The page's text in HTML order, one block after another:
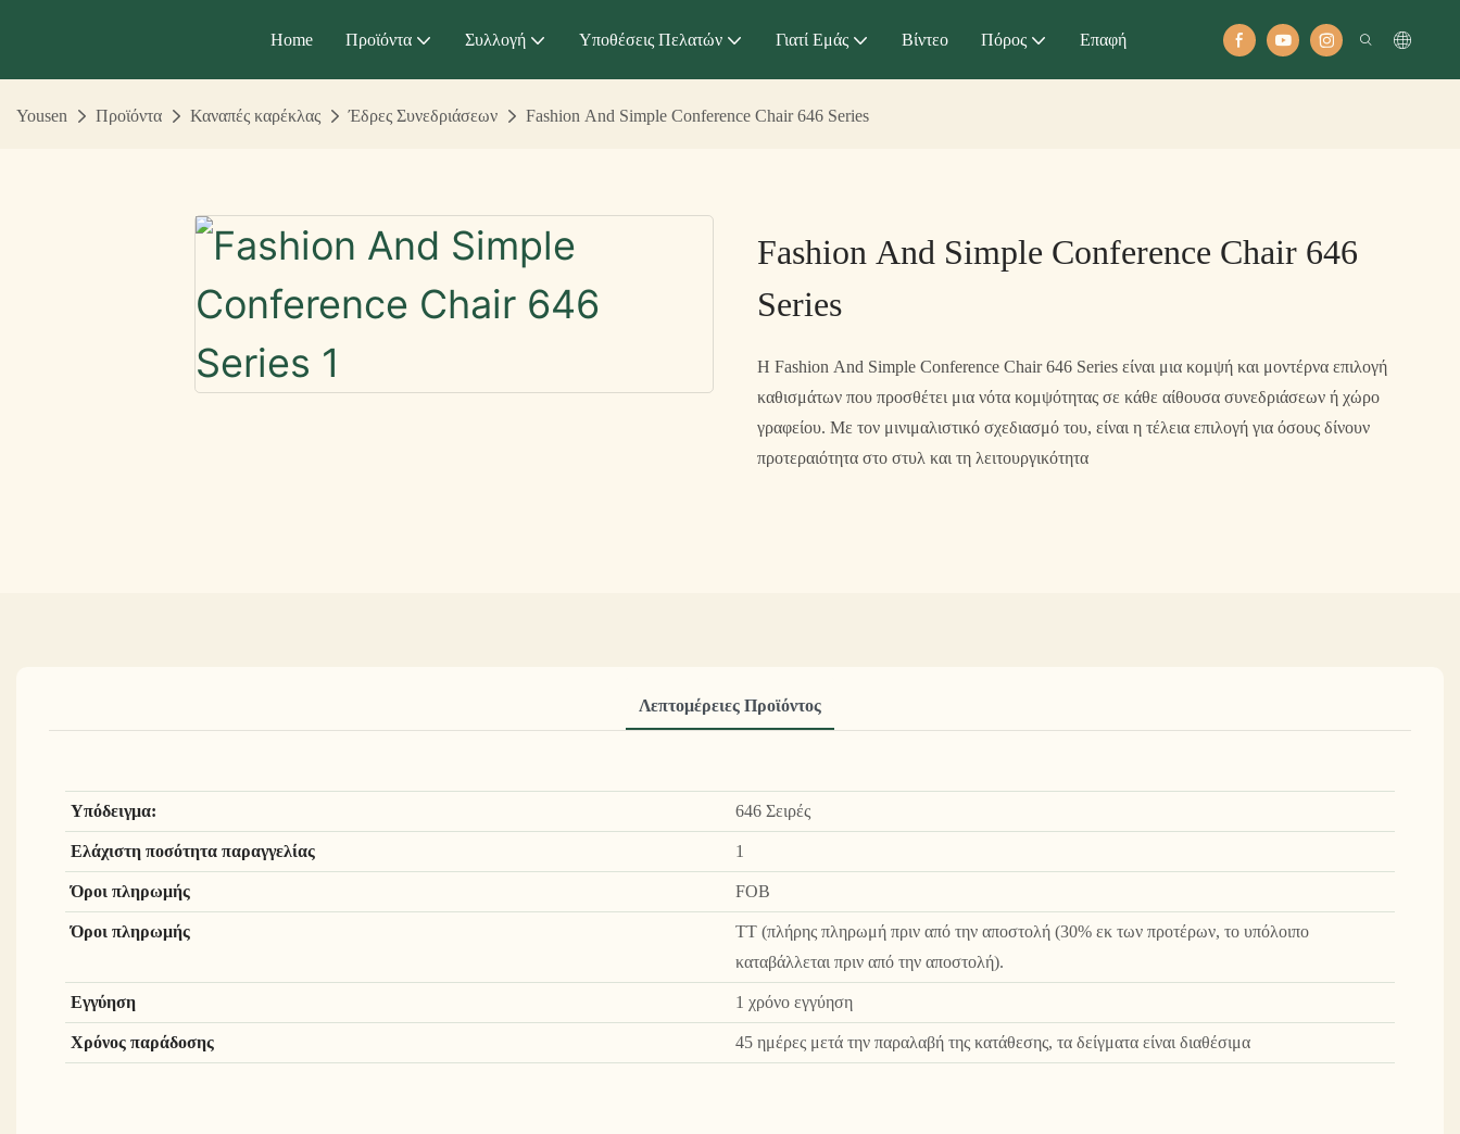
Home Προϊόντα Συλλογή Υποθέσεις Πελατών Γιατί Εμάς Βίντεο Πόρος Επαφή
Yousen Προϊόντα Καναπές καρέκλας Έδρες Συνεδριάσεων Fashion And Simple Conference Chair 646 Series
Fashion And Simple Conference Chair 646
Series
Η Fashion And Simple Conference Chair 646 Series είναι μια κομψή και μοντέρνα επιλογή
καθισμάτων που προσθέτει μια νότα κομψότητας σε κάθε αίθουσα συνεδριάσεων ή χώρο
γραφείου. Με τον μινιμαλιστικό σχεδιασμό του, είναι η τέλεια επιλογή για όσους δίνουν
προτεραιότητα στο στυλ και τη λειτουργικότητα
Λεπτομέρειες Προϊόντος
Υπόδειγμα:
646 Σειρές
Ελάχιστη ποσότητα παραγγελίας
1
Όροι πληρωμής
FOB
Όροι πληρωμής
TT (πλήρης πληρωμή πριν από την αποστολή (30% εκ των προτέρων, το υπόλοιπο
καταβάλλεται πριν από την αποστολή).
Εγγύηση
1 χρόνο εγγύηση
Χρόνος παράδοσης
45 ημέρες μετά την παραλαβή της κατάθεσης, τα δείγματα είναι διαθέσιμα